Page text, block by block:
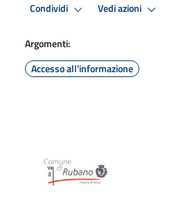
Condividi Vedi azioni
Argomenti:
Accesso all'informazione